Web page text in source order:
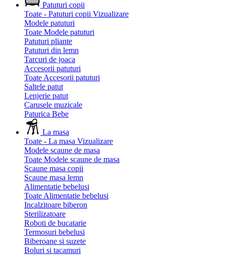
Patuturi copii
Toate - Patuturi copii Vizualizare
Modele patuturi
Toate Modele patuturi
Patuturi pliante
Patuturi din lemn
Tarcuri de joaca
Accesorii patuturi
Toate Accesorii patuturi
Saltele patut
Lenjerie patut
Carusele muzicale
Paturica Bebe
La masa
Toate - La masa Vizualizare
Modele scaune de masa
Toate Modele scaune de masa
Scaune masa copii
Scaune masa lemn
Alimentatie bebelusi
Toate Alimentatie bebelusi
Incalzitoare biberon
Sterilizatoare
Roboti de bucatarie
Termosuri bebelusi
Biberoane si suzete
Boluri si tacamuri